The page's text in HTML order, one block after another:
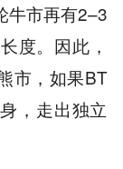
牛市再有2–3
度。因此，
市，如果BT
，走出独立